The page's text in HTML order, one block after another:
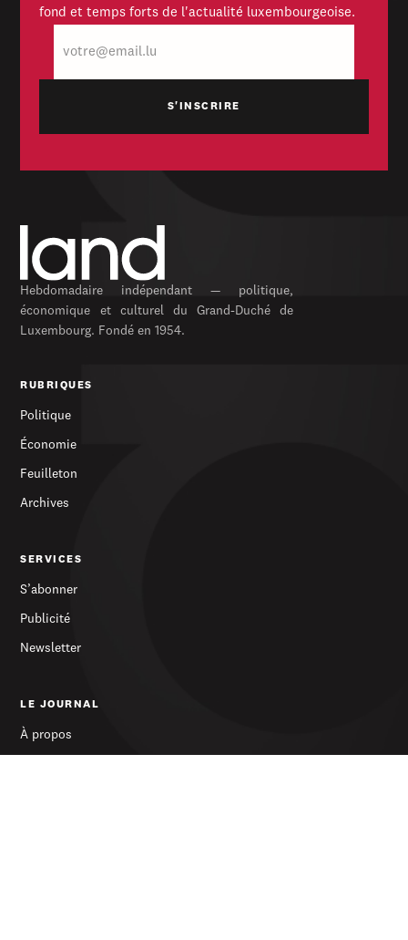
fond et temps forts de l'actualité luxembourgeoise.
mail
Hebdomadaire indépendant — politique,
économique et culturel du Grand-Duché de
Luxembourg. Fondé en 1954.
RUBRIQUES
Politique
Économie
Feuilleton
Archives
SERVICES
S’abonner
Publicité
Newsletter
LE JOURNAL
À propos